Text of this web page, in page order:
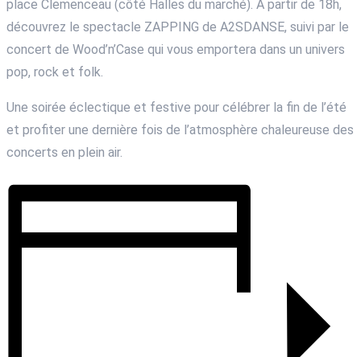
place Clemenceau (côté Halles du marché). À partir de 18h,
découvrez le spectacle ZAPPING de A2SDANSE, suivi par le
concert de Wood’n’Case qui vous emportera dans un univers
pop, rock et folk.
Une soirée éclectique et festive pour célébrer la fin de l’été
et profiter une dernière fois de l’atmosphère chaleureuse des
concerts en plein air.